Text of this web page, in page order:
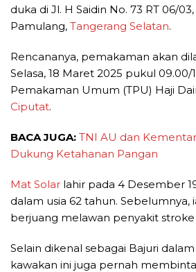
duka di Jl. H Saidin No. 73 RT 06/
Pamulang, Tangerang Selatan.
Rencananya, pemakaman akan
Selasa, 18 Maret 2025 pukul 09.00/
Pemakaman Umum (TPU) Haji
Ciputat.
BACA JUGA: TNI AU dan
Dukung Ketahanan Pangan
Mat Solar lahir pada 4 Desember
dalam usia 62 tahun. Sebelumnya,
berjuang melawan penyakit stroke
Selain dikenal sebagai Bajuri dalam
kawakan ini juga pernah